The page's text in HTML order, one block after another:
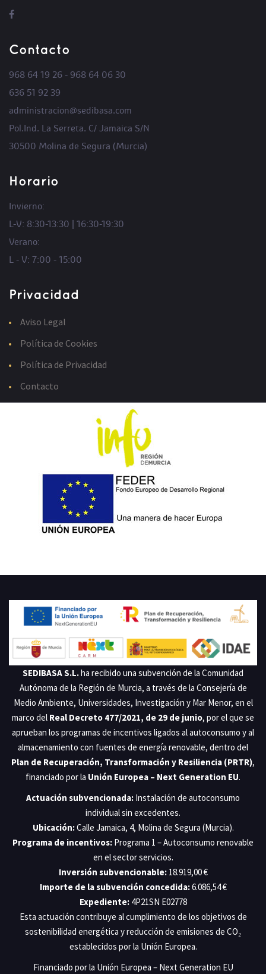
Contacto
968 64 19 26 - 968 64 06 30
636 51 92 39
administracion@sedibasa.com
Pol.Ind. La Serreta. C/ Jamaica S/N
30500 Molina de Segura (Murcia)
Horario
Invierno:
L-V: 8:30-13:30 | 16:30-19:30
Verano:
L - V: 7:00 - 15:00
Privacidad
Aviso Legal
Política de Cookies
Política de Privacidad
Contacto
SEDIBASA S.L.ha recibido una subvención de la Comunidad
Autónoma de la Región de Murcia, a través de la Consejería de
Medio Ambiente, Universidades, Investigación y Mar Menor, en el
marco del Real Decreto 477/2021, de 29 de junio, por el que se
aprueban los programas de incentivos ligados al autoconsumo y al
almacenamiento con fuentes de energía renovable, dentro del
Plan de Recuperación, Transformación y Resiliencia (PRTR),
financiado por la Unión Europea – Next Generation EU.
Actuación subvencionada: Instalación de autoconsumo
individual sin excedentes.
Ubicación:Calle Jamaica, 4, Molina de Segura (Murcia).
Programa de incentivos: Programa 1 – Autoconsumo renovable
en el sector servicios.
Inversión subvencionable:18.919,00 €
Importe de la subvención concedida:6.086,54 €
Expediente:4P21SN E02778
Esta actuación contribuye al cumplimiento de los objetivos de
sostenibilidad energética y reducción de emisiones de CO₂
establecidos por la Unión Europea.
Financiado por la Unión Europea – Next Generation EU